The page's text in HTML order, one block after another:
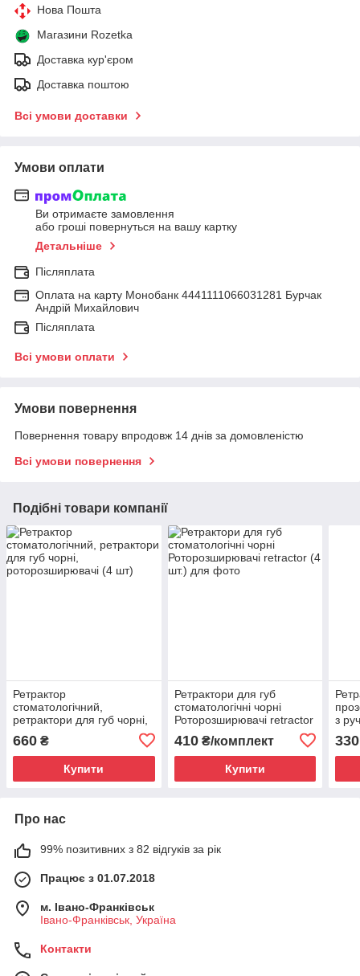
Нова Пошта
Магазини Rozetka
Доставка кур'єром
Доставка поштою
Всі умови доставки
Умови оплати
Ви отримаєте замовлення
або гроші повернуться на вашу картку
Детальніше
Післяплата
Оплата на карту Монобанк 4441111066031281 Бурчак
Андрій Михайлович
Післяплата
Всі умови оплати
Умови повернення
Повернення товару впродовж 14 днів за домовленістю
Всі умови повернення
Подібні товари компанії
Ретрактор
стоматологічний,
ретрактори для губ чорні,
роторозширювачі (4 шт)
660 ₴
Купити
Ретрактори для губ
стоматологічні чорні
Роторозширювачі retractor
410₴/комплект
Купити
з
330
Про нас
99% позитивних з 82 відгуків за рік
Працює з 01.07.2018
м. Івано-Франківськ
Івано-Франківськ, Україна
Контакти